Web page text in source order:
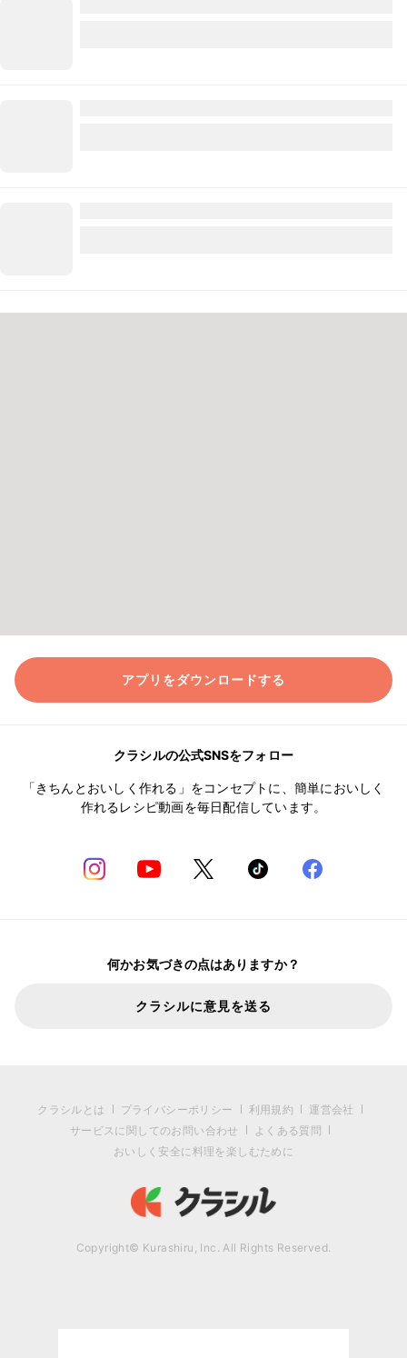
アプリをダウンロードする
クラシルの公式SNSをフォロー
「きちんとおいしく作れる」をコンセプトに、簡単においしく
作れるレシピ動画を毎日配信しています。
何かお気づきの点はありますか？
クラシルに意見を送る
クラシルとは プライバシーポリシー 利用規約
運営会社
サービスに関してのお問い合わせ
よくある質問
おいしく安全に料理を楽しむために
Copyright© Kurashiru, Inc. All Rights Reserved.